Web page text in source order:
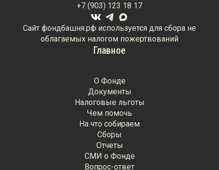
Главное
О Фонде
Документы
Налоговые льготы
Чем помочь
На что собираем
Сборы
Отчеты
СМИ о Фонде
Вопрос-ответ
+7 (903) 123 18 17
Сайт фондбашня.рф используется для сбора не
облагаемых налогом пожертвований